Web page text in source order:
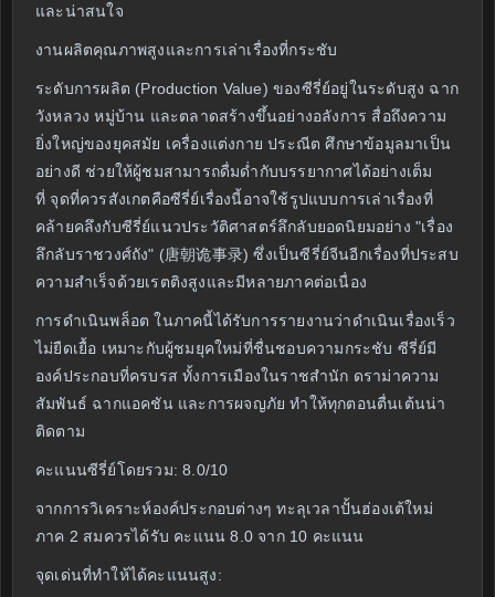
และน่าสนใจ
งานผลิตคุณภาพสูงและการเล่าเรื่องที่กระชับ
ระดับการผลิต (Production Value) ของซีรี่ย์อยู่ในระดับสูง ฉาก
วังหลวง หมู่บ้าน และตลาดสร้างขึ้นอย่างอลังการ สื่อถึงความ
ยิ่งใหญ่ของยุคสมัย เครื่องแต่งกาย ประณีต ศึกษาข้อมูลมาเป็น
อย่างดี ช่วยให้ผู้ชมสามารถดื่มด่ำกับบรรยากาศได้อย่างเต็ม
ที่ จุดที่ควรสังเกตคือซีรี่ย์เรื่องนี้อาจใช้รูปแบบการเล่าเรื่องที่
คล้ายคลึงกับซีรี่ย์แนวประวัติศาสตร์ลึกลับยอดนิยมอย่าง "เรื่อง
ลึกลับราชวงศ์ถัง" (唐朝诡事录) ซึ่งเป็นซีรี่ย์จีนอีกเรื่องที่ประสบ
ความสำเร็จด้วยเรตติงสูงและมีหลายภาคต่อเนื่อง
การดำเนินพล็อต ในภาคนี้ได้รับการรายงานว่าดำเนินเรื่องเร็ว
ไม่ยืดเยื้อ เหมาะกับผู้ชมยุคใหม่ที่ชื่นชอบความกระชับ ซีรี่ย์มี
องค์ประกอบที่ครบรส ทั้งการเมืองในราชสำนัก ดราม่าความ
สัมพันธ์ ฉากแอคชัน และการผจญภัย ทำให้ทุกตอนตื่นเต้นน่า
ติดตาม
คะแนนซีรี่ย์โดยรวม: 8.0/10
จากการวิเคราะห์องค์ประกอบต่างๆ ทะลุเวลาปั้นฮ่องเต้ใหม่
ภาค 2 สมควรได้รับ คะแนน 8.0 จาก 10 คะแนน
จุดเด่นที่ทำให้ได้คะแนนสูง: